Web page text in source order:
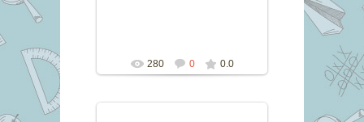
280 0 0.0